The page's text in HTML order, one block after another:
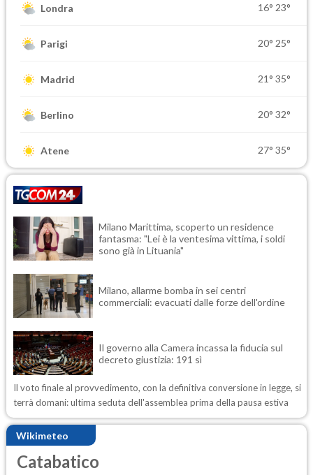
Londra 16° 23°
Parigi 20° 25°
Madrid 21° 35°
Berlino 20° 32°
Atene 27° 35°
Milano Marittima, scoperto un residence
fantasma: "Lei è la ventesima vittima, i soldi
sono già in Lituania"
Milano, allarme bomba in sei centri
commerciali: evacuati dalle forze dell'ordine
Il governo alla Camera incassa la fiducia sul
decreto giustizia: 191 sì
Il voto finale al provvedimento, con la definitiva conversione in legge, si
terrà domani: ultima seduta dell'assemblea prima della pausa estiva
Wikimeteo
Catabatico